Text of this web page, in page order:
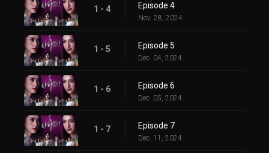
1 - 4 Episode 4
Nov. 28, 2024
1 - 5 Episode 5
Dec. 04, 2024
1 - 6 Episode 6
Dec. 05, 2024
1 - 7 Episode 7
Dec. 11, 2024